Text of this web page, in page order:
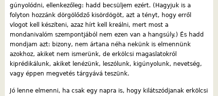
gúnyolódni, ellenkezőleg: hadd becsüljem ezért. (Hagyjuk is a
folyton hozzánk dörgölődző kisördögöt, azt a tényt, hogy erről
vlogot kell készíteni, azaz hírt kell kreálni, mert most a
mondanivalóm szempontjából nem ezen van a hangsúly.) És hadd
mondjam azt: bizony, nem ártana néha nekünk is elmennünk
azokhoz, akiket nem ismerünk, de erkölcsi magaslatokról
kiprédikálunk, akiket lenézünk, leszólunk, kigúnyolunk, nevetség,
vagy éppen megvetés tárgyává teszünk.
Jó lenne elmenni, ha csak egy napra is, hogy kilátszódjanak erkölcsi